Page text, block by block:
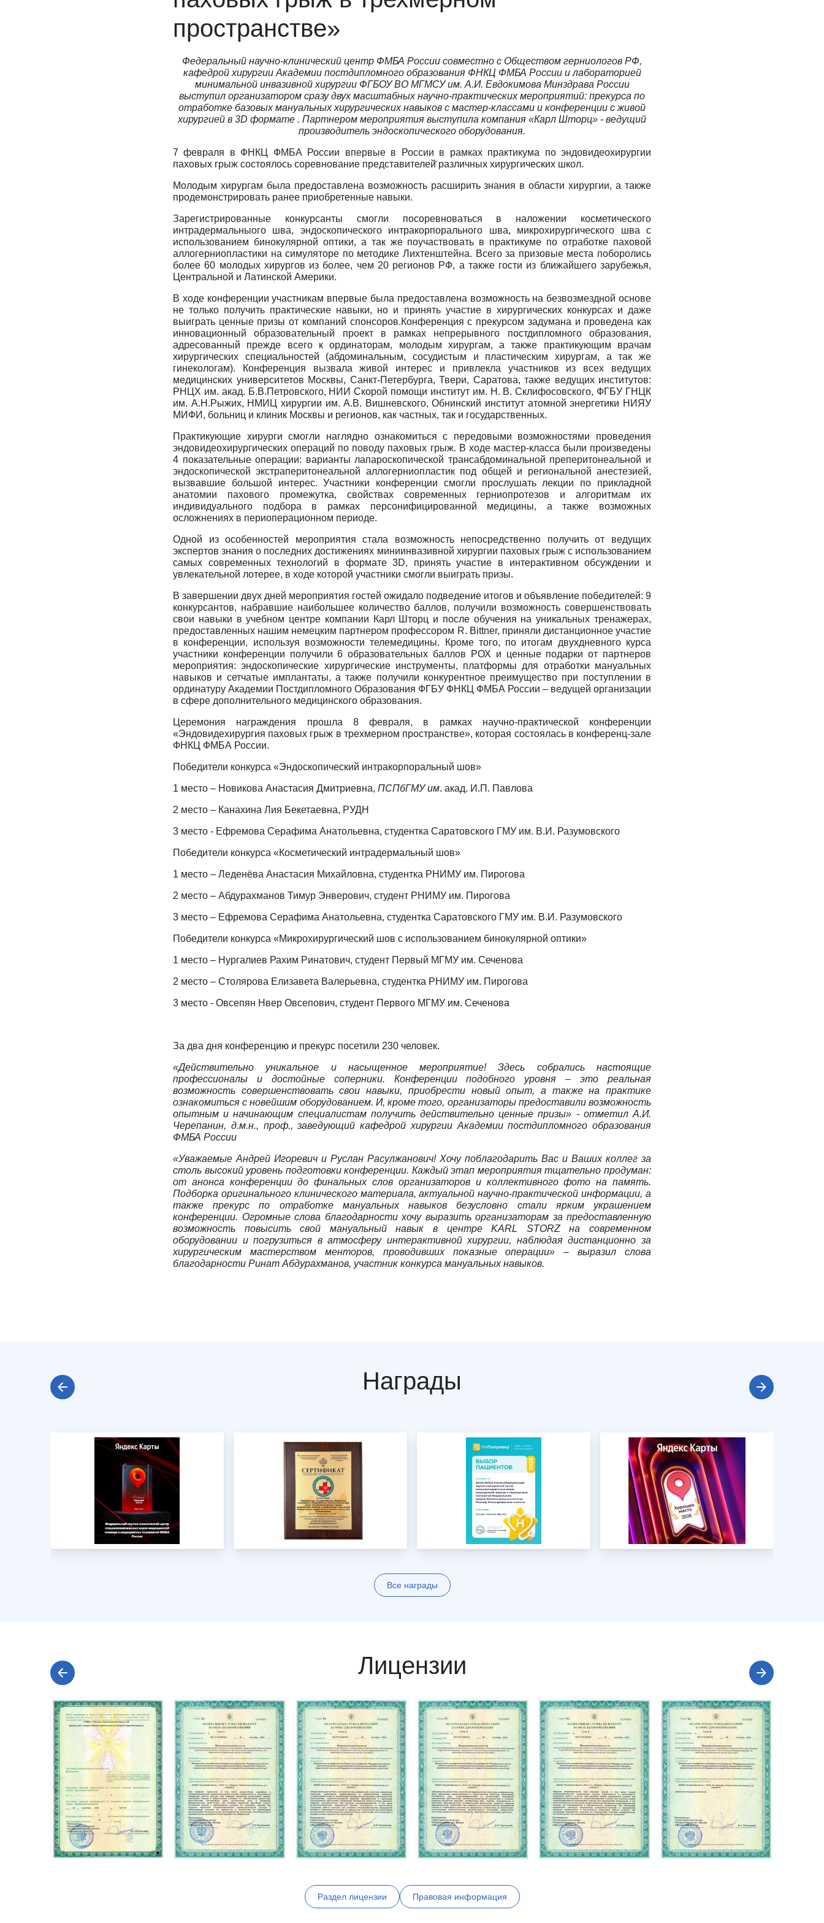
Клиника абдоминальной хирургии
Отоневрология
Оториноларингология (ЛОР)
П
Патологии головы и шеи
Пластическая хирургия
Подология
Психиатрия
Психотерапия
Пульмонология
Р
Радиология
Ревматология
Регенеративная медицина
Рефлексотерапия
Центр восстановления и
Центр спасения конечностей
Центр хирургии грыж
Ч
Челюстно-лицевая хирургия
Э
Эндокринная хирургия
Эндокринология
Эндоскопия
пространстве»
Федеральный научно-клинический центр ФМБА России совместно с Обществом герниологов РФ,
кафедрой хирургии Академии постдипломного образования ФНКЦ ФМБА России и лабораторией
минимальной инвазивной хирургии ФГБОУ ВО МГМСУ им. А.И. Евдокимова Минздрава России
выступил организатором сразу двух масштабных научно-практических мероприятий: прекурса по
отработке базовых мануальных хирургических навыков с мастер-классами и конференции с живой
хирургией в 3D формате . Партнером мероприятия выступила компания «Карл Шторц» - ведущий
производитель эндоскопического оборудования.
7 февраля в ФНКЦ ФМБА России впервые в России в рамках практикума по эндовидеохирургии
паховых грыж состоялось соревнование представителей̆ различных хирургических школ.
Молодым хирургам была предоставлена возможность расширить знания в области хирургии, а также
продемонстрировать ранее приобретенные навыки.
Зарегистрированные конкурсанты смогли посоревноваться в наложении косметического
интрадермальныого шва, эндоскопического интракорпорального шва, микрохирургического шва с
использованием бинокулярной оптики, а так же поучаствовать в практикуме по отработке паховой
аллогерниопластики на симуляторе по методике Лихтенштейна. Всего за призовые места поборолись
более 60 молодых хирургов из более, чем 20 регионов РФ, а также гости из ближайшего зарубежья,
Центральной и Латинской Америки.
В ходе конференции участникам впервые была предоставлена возможность на безвозмездной основе
не только получить практические навыки, но и принять участие в хирургических конкурсах и даже
выиграть ценные призы от компаний спонсоров.Конференция с прекурсом задумана и проведена как
инновационный образовательный проект в рамках непрерывного постдипломного образования,
адресованный прежде всего к ординаторам, молодым хирургам, а также практикующим врачам
хирургических специальностей (абдоминальным, сосудистым и пластическим хирургам, а так же
гинекологам). Конференция вызвала живой интерес и привлекла участников из всех ведущих
медицинских университетов Москвы, Санкт-Петербурга, Твери, Саратова, также ведущих институтов:
РНЦХ им. акад. Б.В.Петровского, НИИ Скорой помощи институт им. Н. В. Склифосовского, ФГБУ ГНЦК
им. А.Н.Рыжих, НМИЦ хирургии им. А.В. Вишневского, Обнинский институт атомной энергетики НИЯУ
МИФИ, больниц и клиник Москвы и регионов, как частных, так и государственных.
Практикующие хирурги смогли наглядно ознакомиться с передовыми возможностями проведения
эндовидеохирургических операций по поводу паховых грыж. В ходе мастер-класса были произведены
4 показательные операции: варианты лапароскопической трансабдоминальной преперитонеальной и
эндоскопической экстраперитонеальной аллогерниопластик под общей и региональной анестезией,
вызвавшие большой интерес. Участники конференции смогли прослушать лекции по прикладной
анатомии пахового промежутка, свойствах современных герниопротезов и алгоритмам их
индивидуального подбора в рамках персонифицированной медицины, а также возможных
осложнениях в периоперационном периоде.
Одной из особенностей мероприятия стала возможность непосредственно получить от ведущих
экспертов знания о последних достижениях миниинвазивной хирургии паховых грыж с использованием
самых современных технологий в формате 3D, принять участие в интерактивном обсуждении и
увлекательной лотерее, в ходе которой участники смогли выиграть призы.
В завершении двух дней мероприятия гостей ожидало подведение итогов и объявление победителей: 9
конкурсантов, набравшие наибольшее количество баллов, получили возможность совершенствовать
свои навыки в учебном центре компании Карл Шторц и после обучения на уникальных тренажерах,
предоставленных нашим немецким партнером профессором R. Bittner, приняли дистанционное участие
в конференции, используя возможности телемедицины. Кроме того, по итогам двухдневного курса
участники конференции получили 6 образовательных баллов РОХ и ценные подарки от партнеров
мероприятия: эндоскопические хирургические инструменты, платформы для отработки мануальных
навыков и сетчатые имплантаты, а также получили конкурентное преимущество при поступлении в
ординатуру Академии Постдипломного Образования ФГБУ ФНКЦ ФМБА России – ведущей организации
в сфере дополнительного медицинского образования.
Церемония награждения прошла 8 февраля, в рамках научно-практической конференции
«Эндовидехирургия паховых грыж в трехмерном пространстве», которая состоялась в конференц-зале
ФНКЦ ФМБА России.
Победители конкурса «Эндоскопический интракорпоральный шов»
1 место – Новикова Анастасия Дмитриевна, ПСПбГМУ им. акад. И.П. Павлова
2 место – Канахина Лия Бекетаевна, РУДН
3 место - Ефремова Серафима Анатольевна, студентка Саратовского ГМУ им. В.И. Разумовского
Победители конкурса «Косметический интрадермальный шов»
1 место – Леденёва Анастасия Михайловна, студентка РНИМУ им. Пирогова
2 место – Абдурахманов Тимур Энверович, студент РНИМУ им. Пирогова
3 место – Ефремова Серафима Анатольевна, студентка Саратовского ГМУ им. В.И. Разумовского
Победители конкурса «Микрохирургический шов с использованием бинокулярной оптики»
1 место – Нургалиев Рахим Ринатович, студент Первый МГМУ им. Сеченова
2 место – Столярова Елизавета Валерьевна, студентка РНИМУ им. Пирогова
3 место - Овсепян Нвер Овсепович, студент Первого МГМУ им. Сеченова
За два дня конференцию и прекурс посетили 230 человек.
«Действительно уникальное и насыщенное мероприятие! Здесь собрались настоящие
профессионалы и достойные соперники. Конференции подобного уровня – это реальная
возможность совершенствовать свои навыки, приобрести новый опыт, а также на практике
ознакомиться с новейшим оборудованием. И, кроме того, организаторы предоставили возможность
опытным и начинающим специалистам получить действительно ценные призы» - отметил А.И.
Черепанин, д.м.н., проф., заведующий кафедрой хирургии Академии постдипломного образования
ФМБА России
«Уважаемые Андрей Игоревич и Руслан Расулжанович! Хочу поблагодарить Вас и Ваших коллег за
столь высокий уровень подготовки конференции. Каждый этап мероприятия тщательно продуман:
от анонса конференции до финальных слов организаторов и коллективного фото на память.
Подборка оригинального клинического материала, актуальной научно-практической информации, а
также прекурс по отработке мануальных навыков безусловно стали ярким украшением
конференции. Огромные слова благодарности хочу выразить организаторам за предоставленную
возможность повысить свой мануальный навык в центреKARL STORZна современном
оборудовании и погрузиться в атмосферу интерактивной хирургии, наблюдая дистанционно за
хирургическим мастерством менторов, проводивших показные операции»– выразил слова
благодарности Ринат Абдурахманов, участник конкурса мануальных навыков.
Награды
Все награды
Лицензии
Раздел лицензии Правовая информация